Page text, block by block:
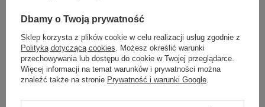
ecru
Zobacz wszystkie kolory (+6)
Dbamy o Twoją prywatność
Sklep korzysta z plików cookie w celu realizacji usług zgodnie z
Polityką dotyczącą cookies. Możesz określić warunki
przechowywania lub dostępu do cookie w Twojej przeglądarce.
Więcej informacji na temat warunków i prywatności można
znaleźć także na stronie Prywatność i warunki Google.